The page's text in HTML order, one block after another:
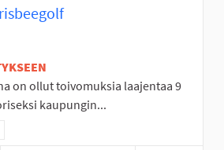
on ollut toivomuksia laajentaa 9
kaupungin...
mukaan: Läntinen Seinäjoki